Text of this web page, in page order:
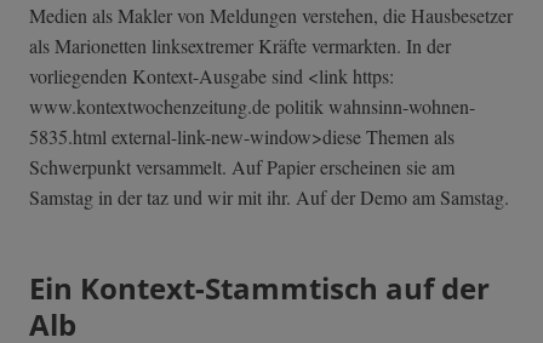
Medien als Makler von Meldungen verstehen, die Hausbesetzer
als Marionetten linksextremer Kräfte vermarkten. In der
vorliegenden Kontext-Ausgabe sind <link https:
www.kontextwochenzeitung.de politik wahnsinn-wohnen-
5835.html external-link-n­ew-window>diese Themen als
Schwerpunkt versammelt. Auf Papier erscheinen sie am
Samstag in der taz und wir mit ihr. Auf der Demo am Samstag.
Ein Kontext-Stammtisch auf der
Alb